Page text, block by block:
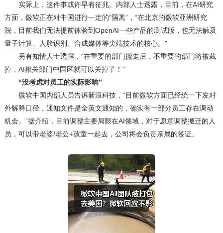
实际上，这件事或许早有征兆。内部人士透露，目前，在AI研究
方面，微软正在对中国进行一定的“隔离”，“在北京的微软亚洲研究
院，目前我们无法提前体验到OpenAI一些产品的测试版，也无法触及
量子计算、人脸识别、合成媒体等尖端技术的核心。”
另有知情人士透露，“在重要的部门搬走后，不重要的部门将被裁
掉，AI相关部门中国区就可以关掉了！”
“没考虑对员工的实际影响”
微软中国内部人员告诉新浪科技，“目前微软方面已经统一下发对
外解释口径，通知文件是全英文通知的，确实有一部分员工存在调动
机会。”据介绍，目前调整主要局限在AI领域，对于愿意调整搬迁的人
员，可以带老婆/老公+孩童一起去，公司将会负责亲属的签证。